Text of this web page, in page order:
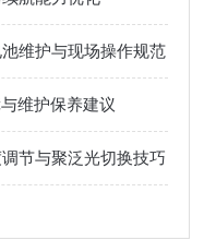
维护与现场操作规范
维护保养建议
节与聚泛光切换技巧